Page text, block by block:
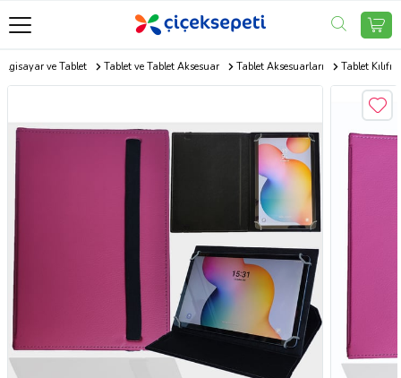
ve Tablet Tablet ve Tablet Aksesuar Tablet Aksesuarları Tablet Kılıfı